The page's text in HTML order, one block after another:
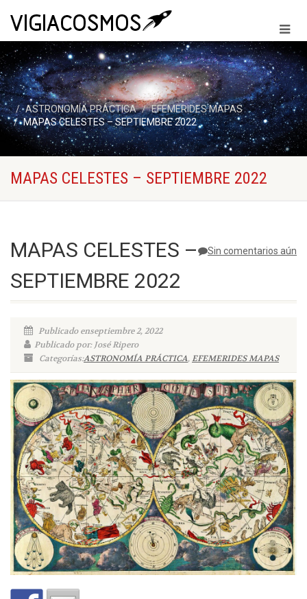
ASTRONOMÍA PRÁCTICA
EFEMERIDES MAPAS
MAPAS CELESTES – SEPTIEMBRE 2022
MAPAS CELESTES – SEPTIEMBRE 2022
Sin comentarios aún
MAPAS CELESTES –
SEPTIEMBRE 2022
Publicado enseptiembre 2, 2022
Publicado por: José Ripero
Categorías:ASTRONOMÍA PRÁCTICA,EFEMERIDES MAPAS